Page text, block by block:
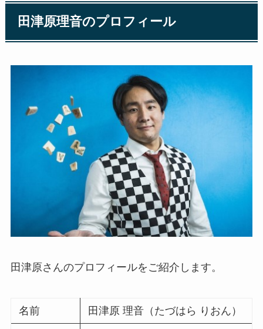
田津原理音のプロフィール
田津原さんのプロフィールをご紹介します。
名前 田津原 理音（たづはら りおん）